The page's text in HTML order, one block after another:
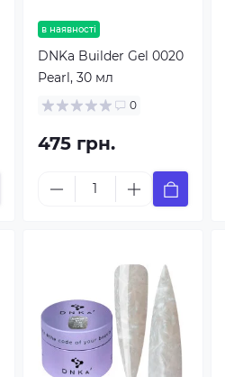
в наявності
DNKa Builder Gel 0020
Pearl, 30 мл
0
475 грн.